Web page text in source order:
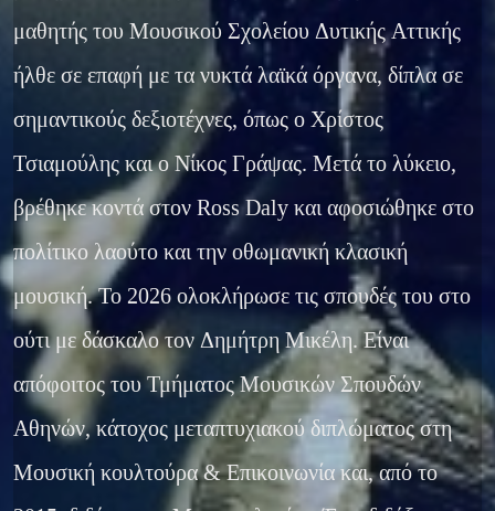
μαθητής του Μουσικού Σχολείου Δυτικής Αττικής
ήλθε σε επαφή με τα νυκτά λαϊκά όργανα, δίπλα σε
σημαντικούς δεξιοτέχνες, όπως o Χρίστος
Τσιαμούλης και ο Νίκος Γράψας. Μετά το λύκειο,
βρέθηκε κοντά στον Ross Daly και αφοσιώθηκε στο
πολίτικο λαούτο και την οθωμανική κλασική
μουσική. Το 2026 ολοκλήρωσε τις σπουδές του στο
ούτι με δάσκαλο τον Δημήτρη Μικέλη. Είναι
απόφοιτος του Τμήματος Μουσικών Σπουδών
Αθηνών, κάτοχος μεταπτυχιακού διπλώματος στη
Μουσική κουλτούρα & Επικοινωνία και, από το